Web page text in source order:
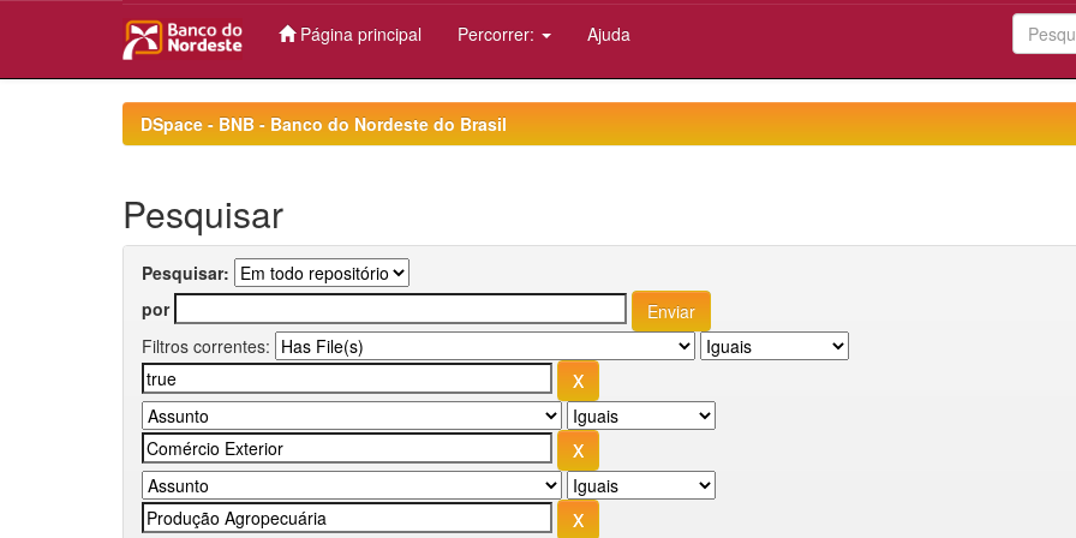
Página principal Percorrer: Ajuda
DSpace - BNB - Banco do Nordeste do Brasil
Pesquisar
Pesquisar:
por
Filtros correntes: